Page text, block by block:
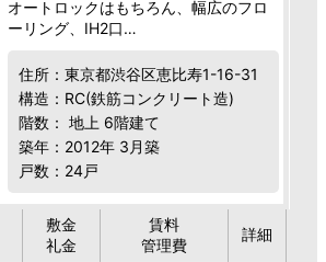
オートロックはもちろん、幅広のフロ
ーリング、IH2口…
住所：東京都渋谷区恵比寿1-16-31
構造：RC(鉄筋コンクリート造)
階数： 地上 6階建て
築年：2012年 3月築
戸数：24戸
敷金
礼金
賃料
管理費
詳細